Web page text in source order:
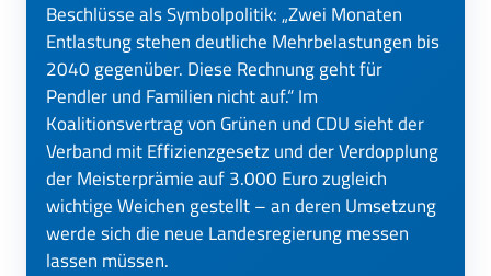
Beschlüsse als Symbolpolitik: „Zwei Monaten
Entlastung stehen deutliche Mehrbelastungen bis
2040 gegenüber. Diese Rechnung geht für
Pendler und Familien nicht auf.“ Im
Koalitionsvertrag von Grünen und CDU sieht der
Verband mit Effizienzgesetz und der Verdopplung
der Meisterprämie auf 3.000 Euro zugleich
wichtige Weichen gestellt – an deren Umsetzung
werde sich die neue Landesregierung messen
lassen müssen.